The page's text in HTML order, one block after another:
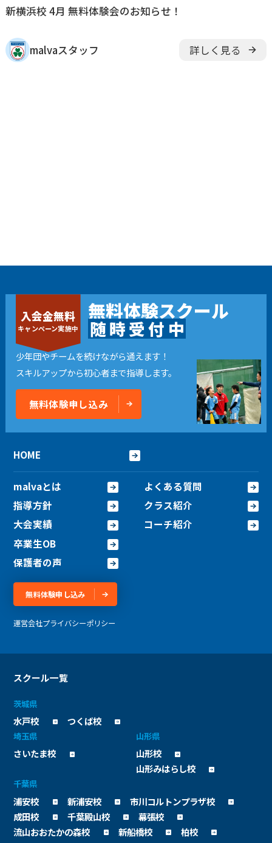
新横浜校 4月 無料体験会のお知らせ！
malvaスタッフ 詳しく見る
入会金無料
キャンペーン実施中
無料体験スクール
随時受付 中
少年団やチームを続けながら通えます！
スキルアップから初心者まで指導します。
無料体験申し込み
HOME
malvaとは
指導方針
大会実績
卒業生OB
保護者の声
よくある質問
クラス紹介
コーチ紹介
無料体験申し込み
運営会社プライバシーポリシー
スクール一覧
茨城県
水戸校 つくば校
埼玉県
さいたま校
山形県
山形校
山形みはらし校
千葉県
浦安校 新浦安校
市川コルトンプラザ校
成田校
千葉殿山校
幕張校
流山おおたかの森校
新船橋校 柏校